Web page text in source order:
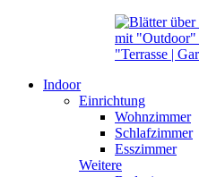
Indoor
Einrichtung
Wohnzimmer
Schlafzimmer
Esszimmer
Weitere